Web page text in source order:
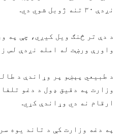
نږدې ۳۰ تنه ژوبل شوي دي.
د دې تر څنګ ویل کیږي، چې په
واورې ورښت له امله نږدې لس
د طبیعي پېښو پر وړاندې د
وزارت په دقیق ډول د دغو
ارقام نه دي وړاندې کړي.
په دغه وزارت کې د تاند یوه